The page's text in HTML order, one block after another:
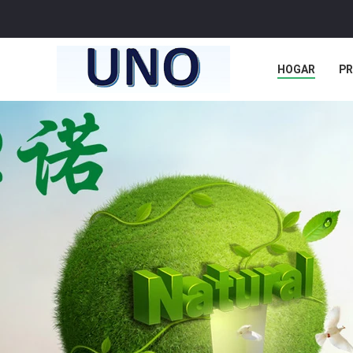
HOGAR
NOTICIAS